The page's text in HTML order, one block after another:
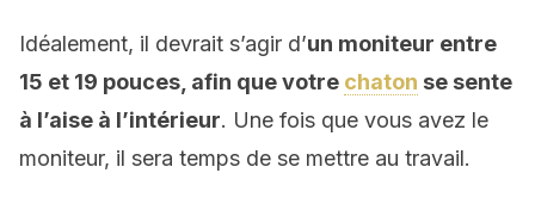
Idéalement, il devrait s’agir d’un moniteur entre
15 et 19 pouces, afin que votre chaton se sente
à l’aise à l’intérieur. Une fois que vous avez le
moniteur, il sera temps de se mettre au travail.